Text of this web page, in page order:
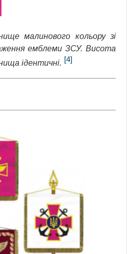
малинового кольору зі
емблеми ЗСУ. Висота
ідентичні. [4]